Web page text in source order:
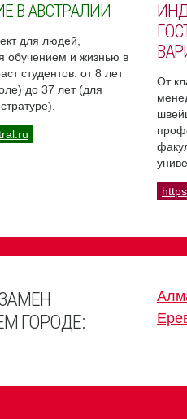
В АВСТРАЛИИ
для людей,
обучением и жизнью в
студентов: от 8 лет
до 37 лет (для
От
ГОРОДЕ: